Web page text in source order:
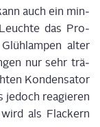
auch ein min­
das Pro­
Glüh­lam­pen alter
nur sehr trä­
Kon­den­sa­tor
jedoch reagie­ren
als Fla­ckern